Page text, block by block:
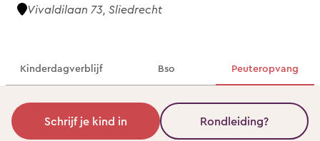
Vivaldilaan 73, Sliedrecht
Kinderdagverblijf Bso Peuteropvang
Schrijf je kind in Rondleiding?